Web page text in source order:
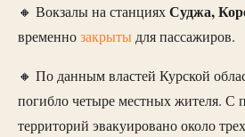
🔸 Вокзалы на станцияхСуджа,
временнозакрытыдля пассажиров.
🔸 По данным властей Курской
погибло четыре местных жителя. С
территорий эвакуировано около